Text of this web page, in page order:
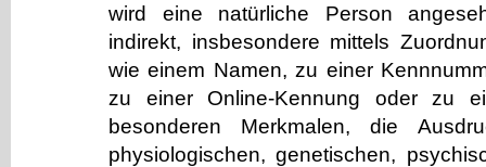
wird eine natürliche Person
indirekt, insbesondere mittels
wie einem Namen, zu einer
zu einer Online-Kennung oder zu
besonderen Merkmalen, die
physiologischen, genetischen,